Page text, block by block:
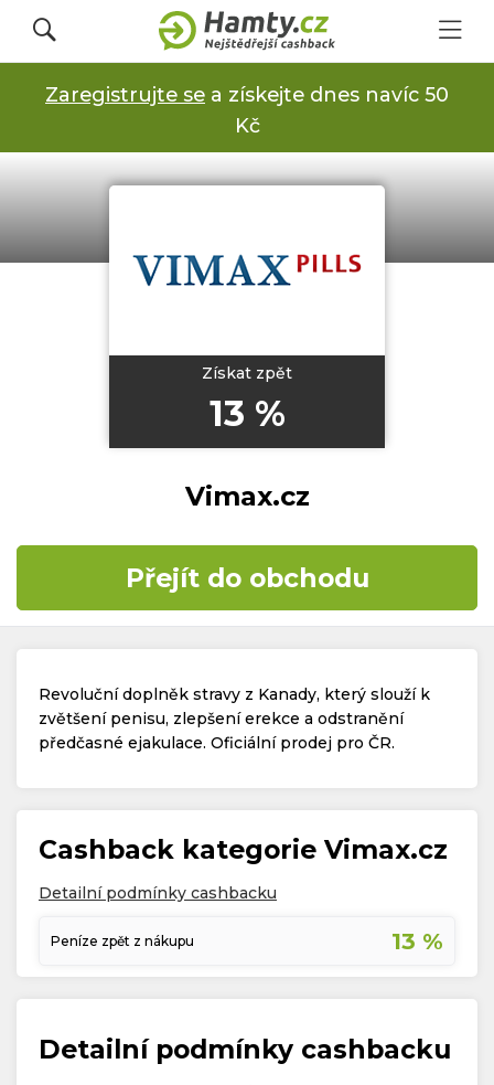
Přihlásit se
Registrovat
Obchody
Časté dotazy
Kontakt
Zaregistrujte se a získejte dnes navíc 50
Kč
Získat zpět
13 %
Vimax.cz
Přejít do obchodu
Revoluční doplněk stravy z Kanady, který slouží k
zvětšení penisu, zlepšení erekce a odstranění
předčasné ejakulace. Oficiální prodej pro ČR.
Cashback kategorie Vimax.cz
Detailní podmínky cashbacku
Peníze zpět z nákupu 13 %
Detailní podmínky cashbacku